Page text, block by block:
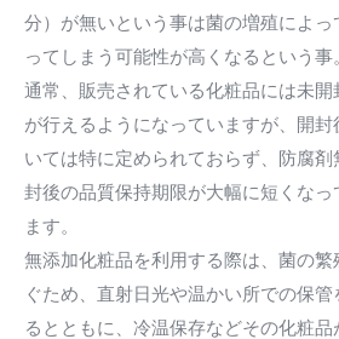
分）が無いという事は菌の増殖によ
ってしまう可能性が高くなるという事
通常、販売されている化粧品には未
が行えるようになっていますが、開
いては特に定められておらず、防腐
封後の品質保持期限が大幅に短くなっ
ます。
無添加化粧品を利用する際は、菌の
ぐため、直射日光や温かい所での保
るとともに、冷温保存などその化粧